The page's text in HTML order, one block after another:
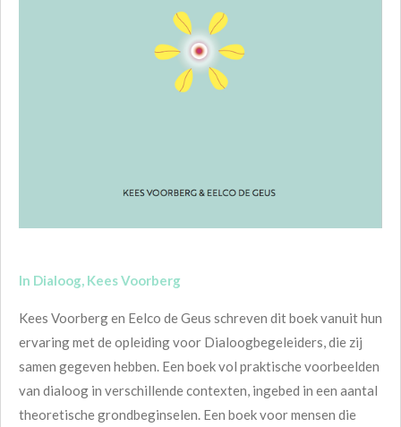
In Dialoog, Kees Voorberg
Kees Voorberg en Eelco de Geus schreven dit boek vanuit hun
ervaring met de opleiding voor Dialoogbegeleiders, die zij
samen gegeven hebben. Een boek vol praktische voorbeelden
van dialoog in verschillende contexten, ingebed in een aantal
theoretische grondbeginselen. Een boek voor mensen die